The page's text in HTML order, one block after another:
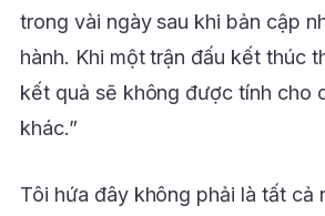
trong vài ngày sau khi bản cập
hành. Khi một trận đấu kết thúc
kết quả sẽ không được tính cho
khác.”
Tôi hứa đây không phải là tất cả